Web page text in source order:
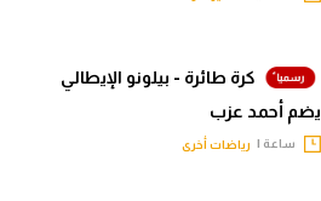
كرة طائرة - بيلونو الإيطالي
يضم أحمد عزب
ساعة | رياضات أخرى